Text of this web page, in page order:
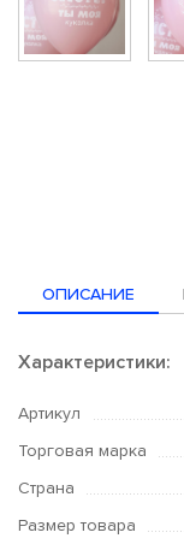
ОПИСАНИЕ
Характеристики:
Артикул
Торговая марка
Страна
Размер товара